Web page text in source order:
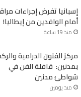
إسبانيا تفرض إجراءات
أمام الوافدين من إيطاليا!
منذ 19 ساعة
مركز الفنون الدرامية
بمدنين: قافلة الفن في
شواطئ مدنين
منذ يومين